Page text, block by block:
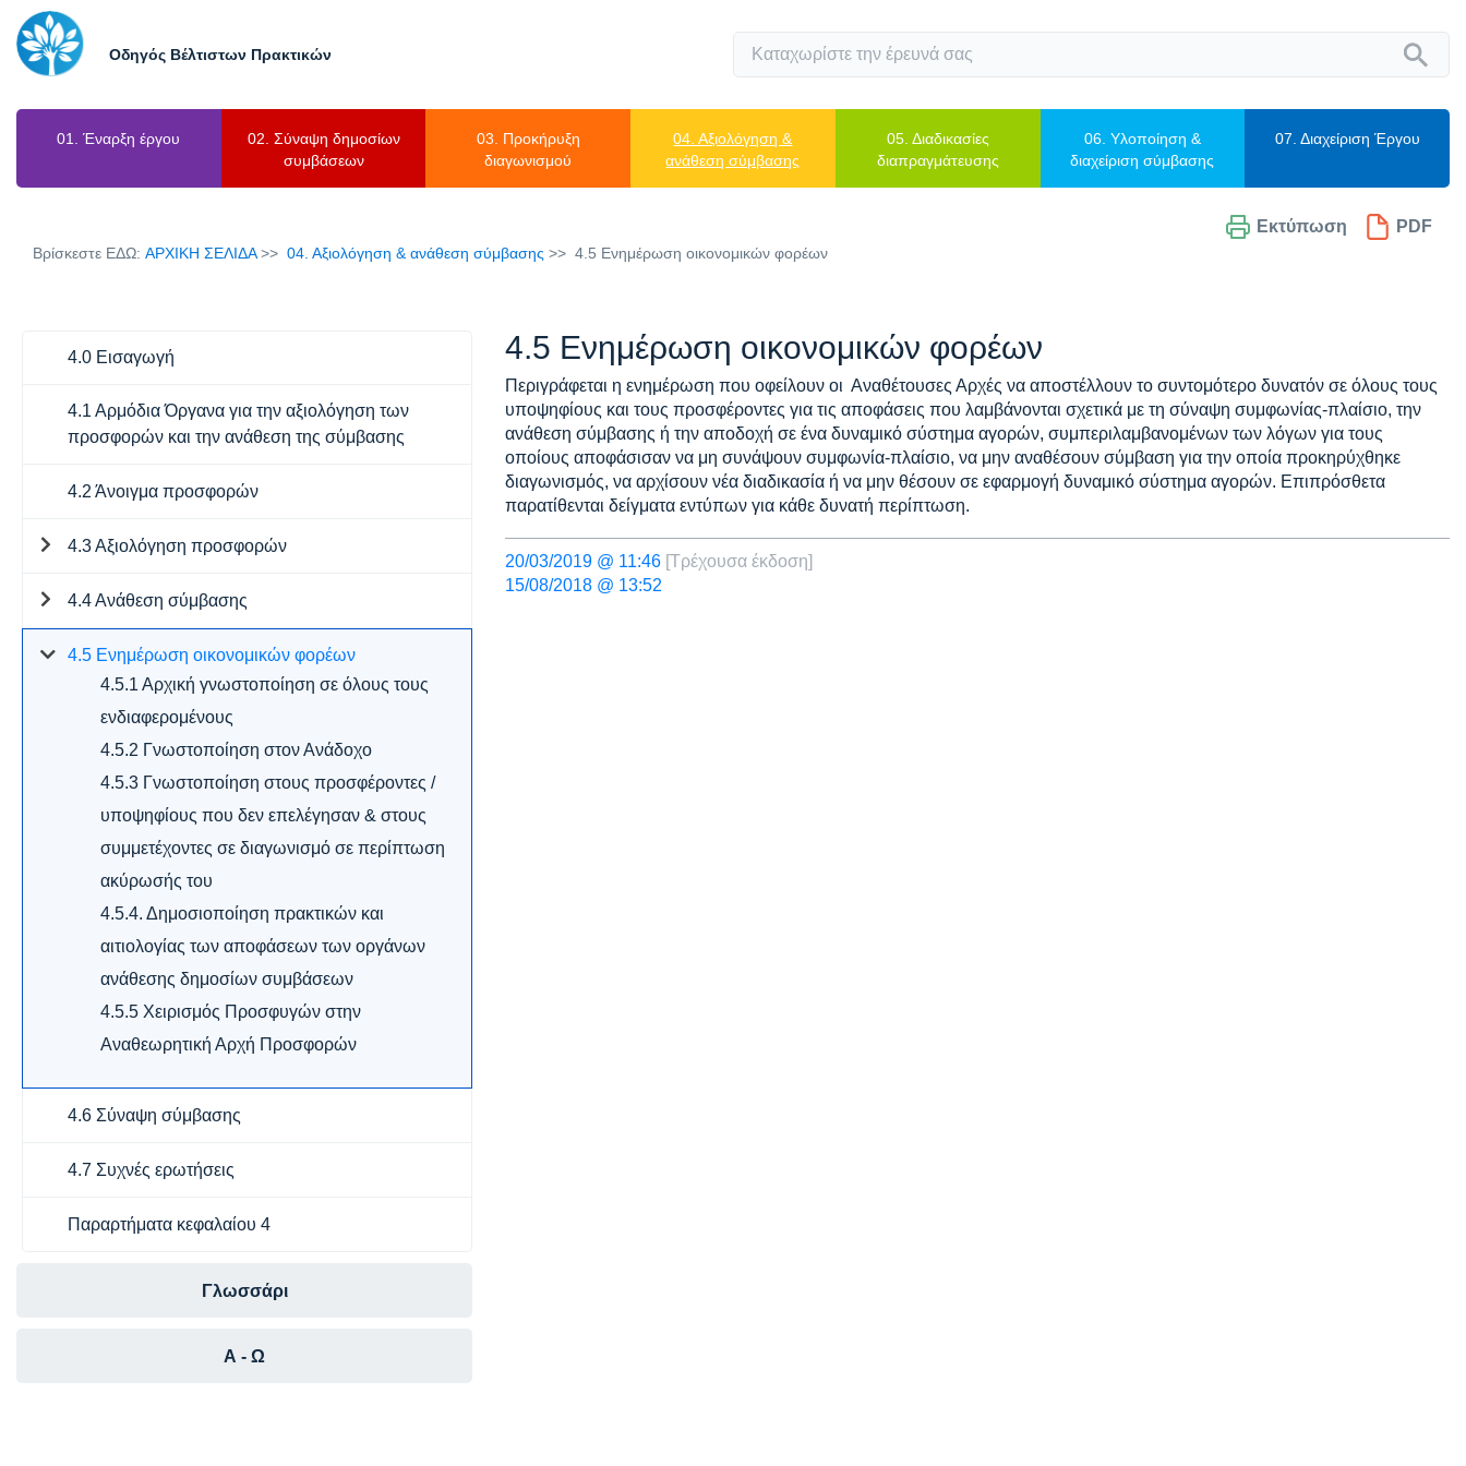
Οδηγός Βέλτιστων Πρακτικών
01. Έναρξη έργου
02. Σύναψη δημοσίων
συμβάσεων
03. Προκήρυξη
διαγωνισμού
04. Αξιολόγηση &
ανάθεση σύμβασης
05. Διαδικασίες
διαπραγμάτευσης
06. Υλοποίηση &
διαχείριση σύμβασης
07. Διαχείριση Έργου
Εκτύπωση PDF
Βρίσκεστε ΕΔΩ: ΑΡΧΙΚΗ ΣΕΛΙΔΑ 04. Αξιολόγηση & ανάθεση σύμβασης 4.5 Ενημέρωση οικονομικών φορέων
4.0 Εισαγωγή
4.1 Αρμόδια Όργανα για την αξιολόγηση των
προσφορών και την ανάθεση της σύμβασης
4.2 Άνοιγμα προσφορών
4.3 Αξιολόγηση προσφορών
4.4 Ανάθεση σύμβασης
4.5 Ενημέρωση οικονομικών φορέων
4.5.1 Αρχική γνωστοποίηση σε όλους τους
ενδιαφερομένους
4.5.2 Γνωστοποίηση στον Ανάδοχο
4.5.3 Γνωστοποίηση στους προσφέροντες /
υποψηφίους που δεν επελέγησαν & στους
συμμετέχοντες σε διαγωνισμό σε περίπτωση
ακύρωσής του
4.5.4. Δημοσιοποίηση πρακτικών και
αιτιολογίας των αποφάσεων των οργάνων
ανάθεσης δημοσίων συμβάσεων
4.5.5 Χειρισμός Προσφυγών στην
Αναθεωρητική Αρχή Προσφορών
4.6 Σύναψη σύμβασης
4.7 Συχνές ερωτήσεις
Παραρτήματα κεφαλαίου 4
Γλωσσάρι
Α - Ω
4.5 Ενημέρωση οικονομικών φορέων
Περιγράφεται η ενημέρωση που οφείλουν οι Αναθέτουσες Αρχές να αποστέλλουν το συντομότερο δυνατόν σε όλους τους
υποψηφίους και τους προσφέροντες για τις αποφάσεις που λαμβάνονται σχετικά με τη σύναψη συμφωνίας-πλαίσιο, την
ανάθεση σύμβασης ή την αποδοχή σε ένα δυναμικό σύστημα αγορών, συμπεριλαμβανομένων των λόγων για τους
οποίους αποφάσισαν να μη συνάψουν συμφωνία-πλαίσιο, να μην αναθέσουν σύμβαση για την οποία προκηρύχθηκε
διαγωνισμός, να αρχίσουν νέα διαδικασία ή να μην θέσουν σε εφαρμογή δυναμικό σύστημα αγορών. Επιπρόσθετα
παρατίθενται δείγματα εντύπων για κάθε δυνατή περίπτωση.
20/03/2019 @ 11:46 [Τρέχουσα έκδοση]
15/08/2018 @ 13:52